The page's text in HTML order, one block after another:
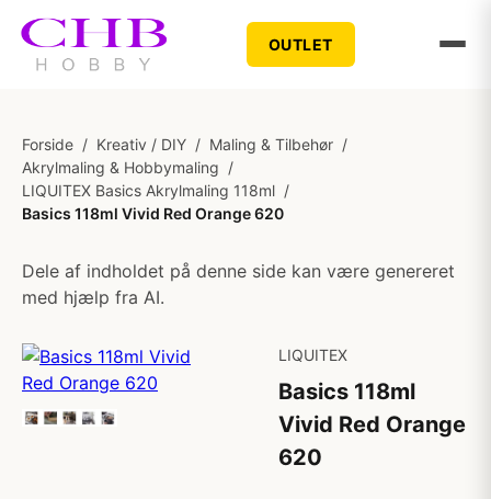
OUTLET
Forside / Kreativ / DIY / Maling & Tilbehør /
Akrylmaling & Hobbymaling /
LIQUITEX Basics Akrylmaling 118ml /
Basics 118ml Vivid Red Orange 620
Dele af indholdet på denne side kan være genereret
med hjælp fra AI.
LIQUITEX
Basics 118ml
Vivid Red Orange
620